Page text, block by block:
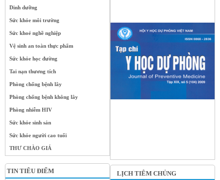
Dinh dưỡng
Sức khỏe môi trường
Sức khoẻ nghề nghiệp
Vệ sinh an toàn thực phẩm
Sức khỏe học đường
Tai nạn thương tích
Phòng chống bệnh lây
Phòng chống bệnh không lây
Phòng nhiễm HIV
Sức khỏe sinh sản
Sức khỏe người cao tuổi
THƯ CHÀO GIÁ
TIN TIÊU ĐIỂM LỊCH TIÊM CHỦNG